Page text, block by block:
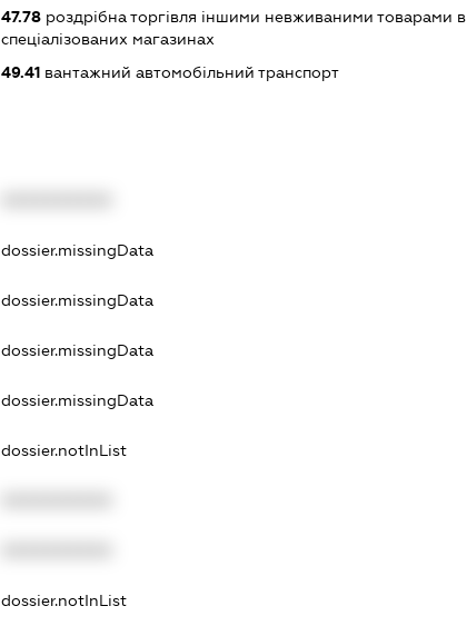
47.78роздрібна торгівля іншими невживаними товарами в
спеціалізованих магазинах
49.41вантажний автомобільний транспорт
dossier.missingData
dossier.missingData
dossier.missingData
dossier.missingData
dossier.notInList
dossier.notInList